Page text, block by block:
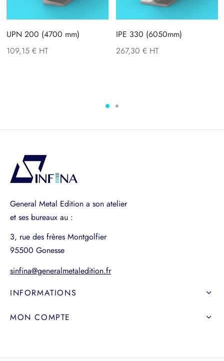
UPN 200 (4700 mm)
109,15 €
IPE 330 (6050mm)
267,30 €
General Metal Edition a son atelier
et ses bureaux au :
3, rue des frères Montgolfier
95500 Gonesse
sinfina@generalmetaledition.fr
INFORMATIONS
MON COMPTE